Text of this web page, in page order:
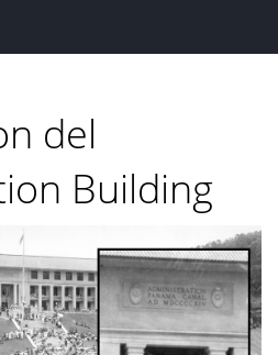
del
Building